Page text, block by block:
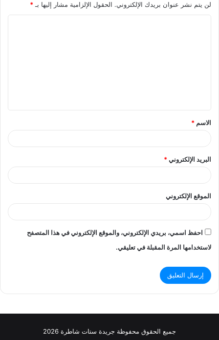
لن يتم نشر عنوان بريدك الإلكتروني. الحقول الإلزامية مشار إليها بـ*
ق
*
الاسم *
البريد الإلكتروني*
الموقع الإلكتروني
احفظ اسمي، بريدي الإلكتروني، والموقع الإلكتروني في هذا المتصفح
لاستخدامها المرة المقبلة في تعليقي.
جميع الحقوق محفوظة جريدة ستات شاطرة 2026